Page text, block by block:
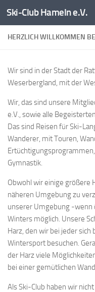
Zum Inhalt springen
Ski-Club Hameln e.V.
HERZLICH WILLKOMMEN
Wir sind in der Stadt der
Weserbergland, mit der
Wir, das sind unsere
e.V., sowie alle
Das sind Reisen für Ski-
Wanderer, mit Touren,
Gymnastik.
Obwohl wir einige größere
näheren Umgebung zu
unserer Umgebung -wenn
Winters möglich. Unsere
Harz, den wir bei jeder
Wintersport besuchen.
der Harz viele
bei einer gemütlichen
Als Ski-Club haben wir